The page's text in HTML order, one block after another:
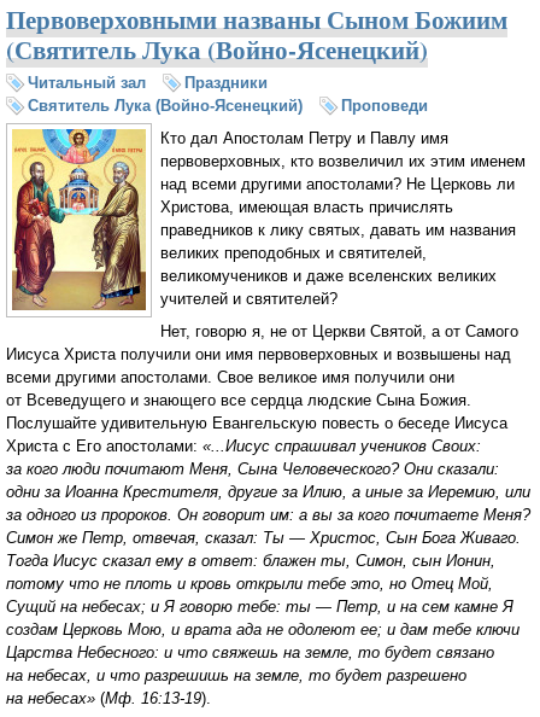
Первоверховными названы Сыном Божиим
(Святитель Лука (Войно-Ясенецкий)
Читальный зал
Праздники
Святитель Лука (Войно-Ясенецкий)
Проповеди
Кто дал Апостолам Петру и Павлу имя
первоверховных, кто возвеличил их этим именем
над всеми другими апостолами? Не Церковь ли
Христова, имеющая власть причислять
праведников к лику святых, давать им названия
великих преподобных и святителей,
великомучеников и даже вселенских великих
учителей и святителей?
Нет, говорю я, не от Церкви Святой, а от Самого
Иисуса Христа получили они имя первоверховных и возвышены над
всеми другими апостолами. Свое великое имя получили они
от Всеведущего и знающего все сердца людские Сына Божия.
Послушайте удивительную Евангельскую повесть о беседе Иисуса
Христа с Его апостолами: «...Иисус спрашивал учеников Своих:
за кого люди почитают Меня, Сына Человеческого? Они сказали:
одни за Иоанна Крестителя, другие за Илию, а иные за Иеремию, или
за одного из пророков. Он говорит им: а вы за кого почитаете Меня?
Симон же Петр, отвечая, сказал: Ты — Христос, Сын Бога Живаго.
Тогда Иисус сказал ему в ответ: блажен ты, Симон, сын Ионин,
потому что не плоть и кровь открыли тебе это, но Отец Мой,
Сущий на небесах; и Я говорю тебе: ты — Петр, и на сем камне Я
создам Церковь Мою, и врата ада не одолеют ее; и дам тебе ключи
Царства Небесного: и что свяжешь на земле, то будет связано
на небесах, и что разрешишь на земле, то будет разрешено
на небесах» (Мф. 16:13-19).